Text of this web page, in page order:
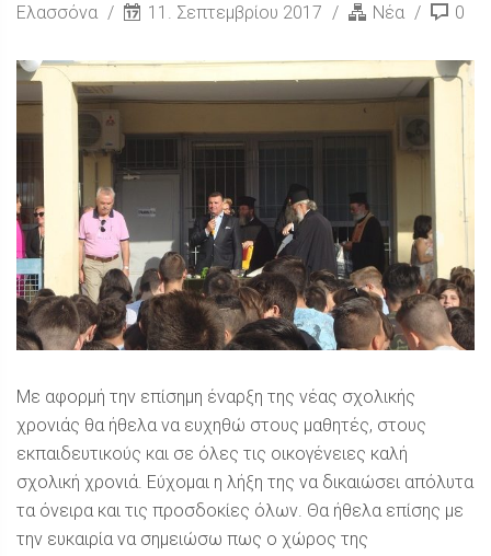
Ελασσόνα 11. Σεπτεμβρίου 2017 Νέα 0
Με αφορμή την επίσημη έναρξη της νέας σχολικής
χρονιάς θα ήθελα να ευχηθώ στους μαθητές, στους
εκπαιδευτικούς και σε όλες τις οικογένειες καλή
σχολική χρονιά. Εύχομαι η λήξη της να δικαιώσει απόλυτα
τα όνειρα και τις προσδοκίες όλων. Θα ήθελα επίσης με
την ευκαιρία να σημειώσω πως ο χώρος της